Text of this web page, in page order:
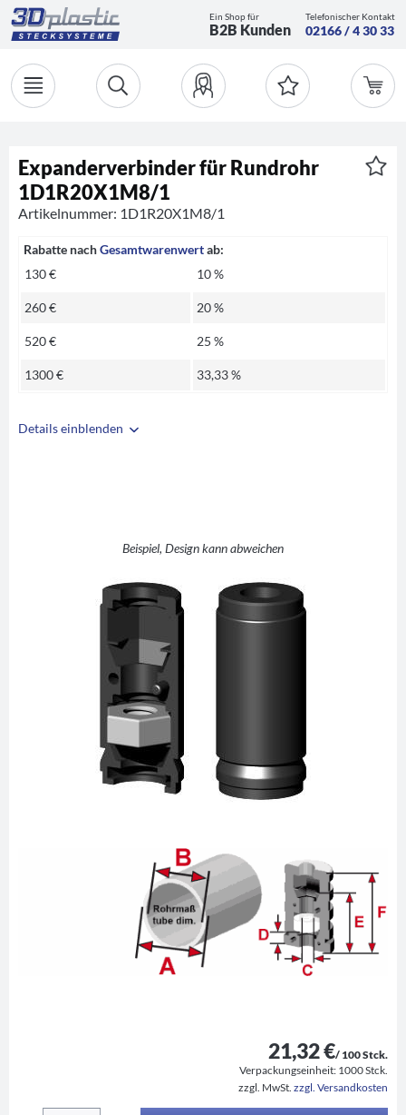
Ein Shop für
B2B Kunden
Telefonischer Kontakt
02166 / 4 30 33
Details einblenden
Beispiel, Design kann abweichen
Expanderverbinder für Rundrohr
1D1R20X1M8/1
Artikelnummer: 1D1R20X1M8/1
Rabatte nachGesamtwarenwertab:
130 €
10 %
260 € 20 %
520 € 25 %
1300 € 33,33 %
21,32 €/ 100 Stck.
Verpackungseinheit: 1000 Stck.
zzgl. MwSt. zzgl. Versandkosten